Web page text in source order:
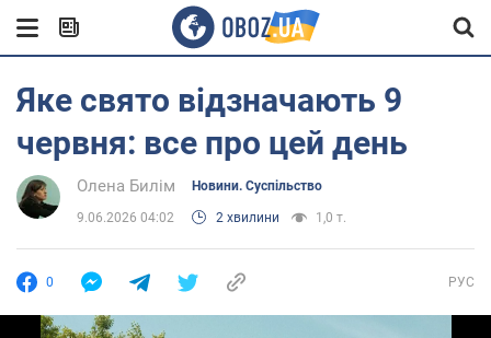
Яке свято відзначають 9
червня: все про цей день
Олена Билім Новини. Суспільство
9.06.2026 04:02 2 хвилини 1,0 т.
0 РУС